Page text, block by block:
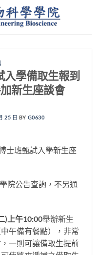
學備取生報到
新生座談會
25 日 BY G0630
士班甄試入學新生座
院公告查詢，不另通
)上午10:00舉辦新生
午備有餐點），非常
一則可讓備取生提前